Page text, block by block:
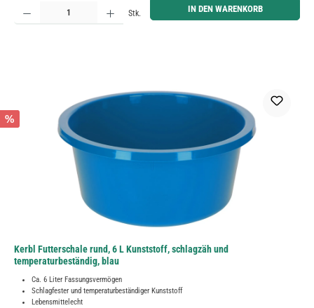
Stk. IN DEN WARENKORB
%
Kerbl Futterschale rund, 6 L Kunststoff, schlagzäh und
temperaturbeständig, blau
Ca. 6 Liter Fassungsvermögen
Schlagfester und temperaturbeständiger Kunststoff
Lebensmittelecht